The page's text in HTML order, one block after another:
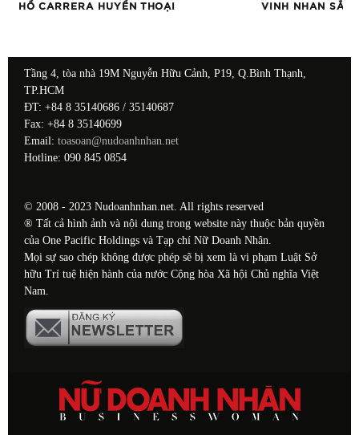
HỒ CARRERA HUYỀN THOẠI
VINH NHAN SẮC
Tầng 4, tòa nhà 19M Nguyễn Hữu Cảnh, P19, Q.Bình Thạnh,
TP.HCM
ĐT: +84 8 35140686 / 35140687
Fax: +84 8 35140699
Email: toasoan@nudoanhnhan.net
Hotline: 090 845 0854
© 2008 - 2023 Nudoanhnhan.net. All rights reserved
® Tất cả hình ảnh và nội dung trong website này thuộc bản quyền
của One Pacific Holdings và Tạp chí Nữ Doanh Nhân.
Mọi sự sao chép không được phép sẽ bị xem là vi phạm Luật Sở
hữu Trí tuệ hiện hành của nước Cộng hòa Xã hội Chủ nghĩa Việt
Nam.